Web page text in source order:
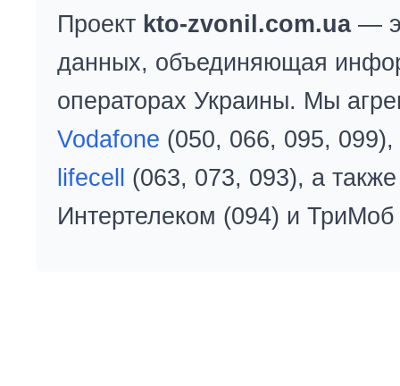
Проект kto-zvonil.com.ua—
данных, объединяющая
операторах Украины. Мы
Vodafone (050, 066, 095, 099),
lifecell
(063, 073, 093), а
Интертелеком (094) и ТриМоб